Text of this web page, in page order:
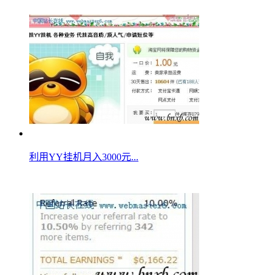
利用YY挂机月入3000元...